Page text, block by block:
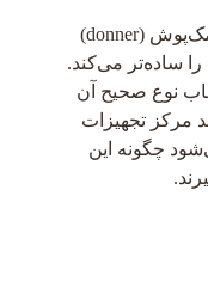
در بسیاری از داروخانه‌ها وسایلی به نام کمک‌پوش (donner)
ساده‌تر می‌کند.
نوع صحیح آن
مرکز تجهیزات
چگونه این